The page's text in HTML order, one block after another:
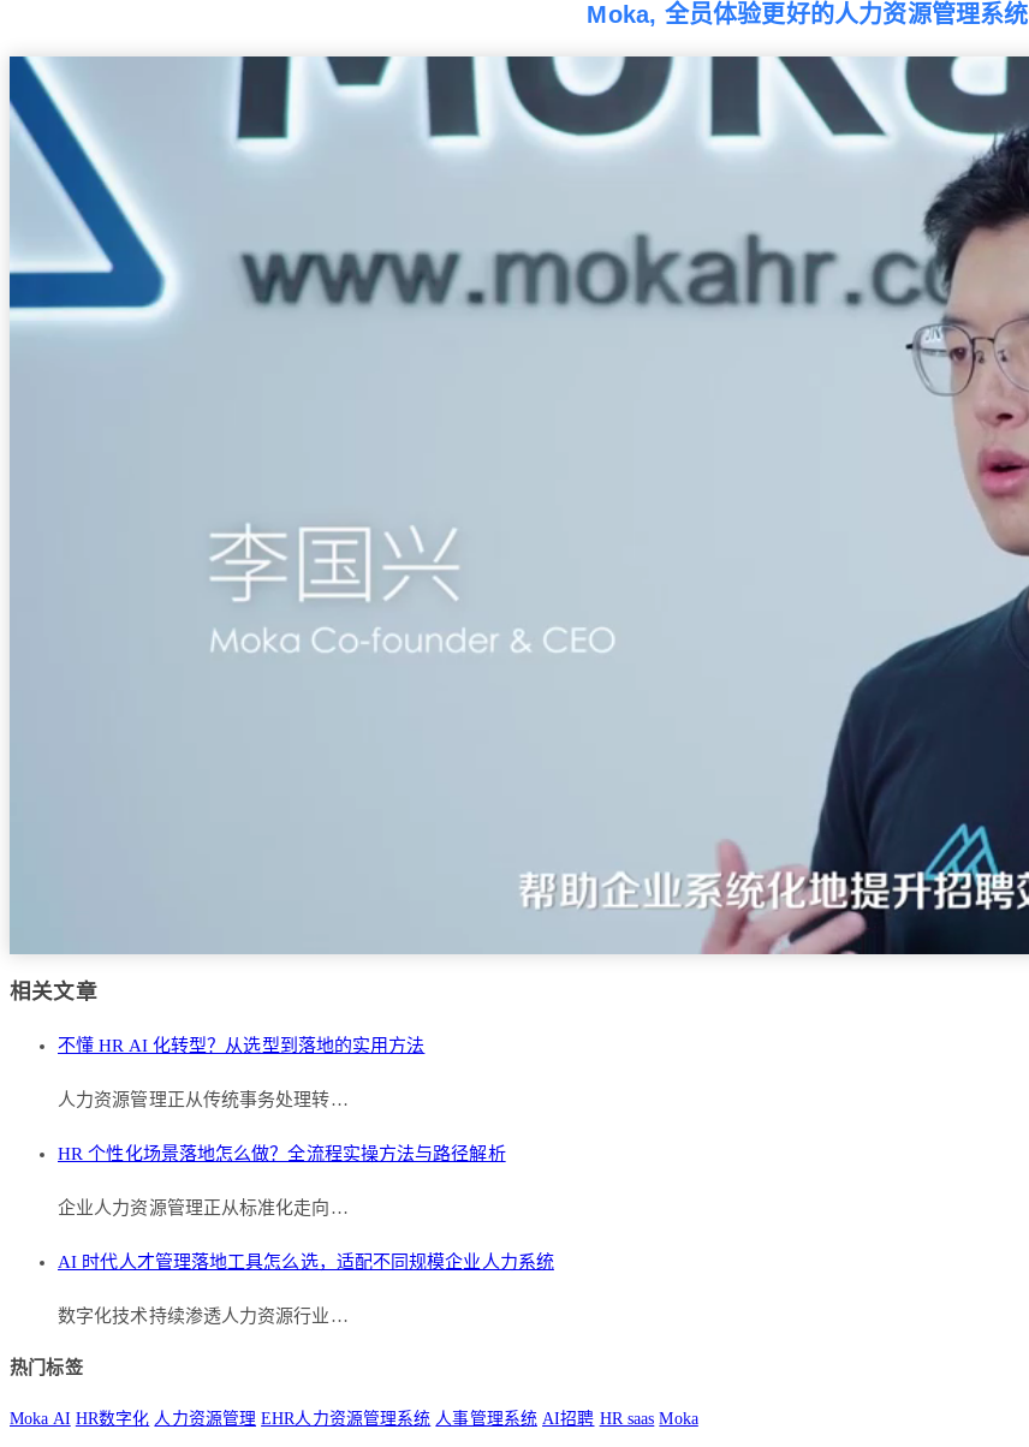
Moka, 全员体验更好的人力资源管理系统
相关文章
不懂 HR AI 化转型？从选型到落地的实用方法
人力资源管理正从传统事务处理转…
HR 个性化场景落地怎么做？全流程实操方法与路径解析
企业人力资源管理正从标准化走向…
AI 时代人才管理落地工具怎么选，适配不同规模企业人力系统
数字化技术持续渗透人力资源行业…
热门标签
Moka AI HR数字化 人力资源管理 EHR人力资源管理系统 人事管理系统 AI招聘 HR saas Moka